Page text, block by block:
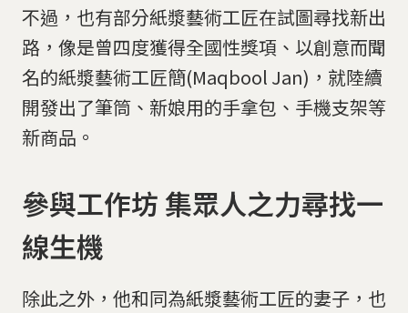
不過，也有部分紙漿藝術工匠在試圖尋找新出
路，像是曾四度獲得全國性獎項、以創意而聞
名的紙漿藝術工匠簡(Maqbool Jan)，就陸續
開發出了筆筒、新娘用的手拿包、手機支架等
新商品。
參與工作坊 集眾人之力尋找一
線生機
除此之外，他和同為紙漿藝術工匠的妻子，也